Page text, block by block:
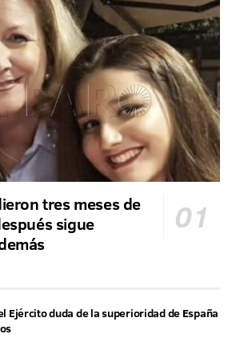
tres meses de
sigue
Ejército duda de la superioridad de España